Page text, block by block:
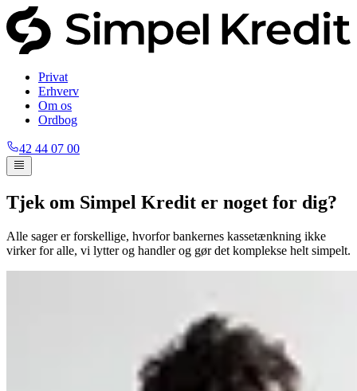
Privat
Erhverv
Om os
Ordbog
42 44 07 00
Tjek om Simpel Kredit er noget for dig?
Alle sager er forskellige, hvorfor bankernes kassetænkning ikke
virker for alle, vi lytter og handler og gør det komplekse helt simpelt.